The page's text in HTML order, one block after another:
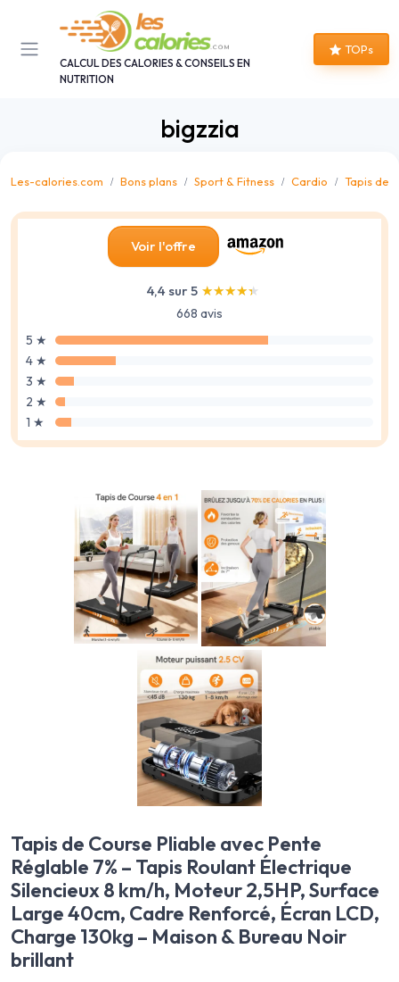
CALCUL DES CALORIES & CONSEILS EN
NUTRITION
TOPs
bigzzia
Les-calories.com Bons plans Sport & Fitness Cardio Tapis de
Voir l'offre
4,4 sur 5 ★★★★★
★★★★★
668 avis
5 ★
4 ★
3 ★
2 ★
1 ★
Tapis de Course Pliable avec Pente
Réglable 7% – Tapis Roulant Électrique
Silencieux 8 km/h, Moteur 2,5HP, Surface
Large 40cm, Cadre Renforcé, Écran LCD,
Charge 130kg – Maison & Bureau Noir
brillant
Panneau de gestion des cookies